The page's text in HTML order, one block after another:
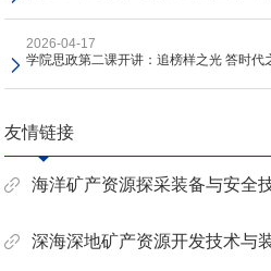
2026-04-17
学院思政第二课开讲：追榜样之光 答时代
友情链接
海洋矿产资源探采装备与安全
深海深地矿产资源开发技术与